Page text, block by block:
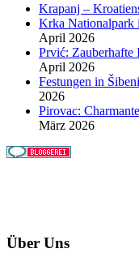
Krapanj –
Krka Nationalpark
April 2026
Prvić: Zauberhafte
April 2026
Festungen in
2026
Pirovac:
März 2026
Über Uns